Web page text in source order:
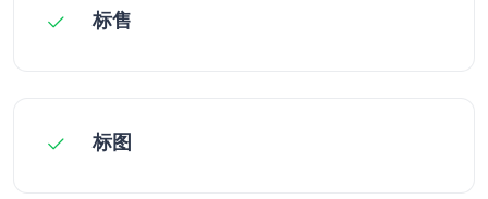
标售
标图